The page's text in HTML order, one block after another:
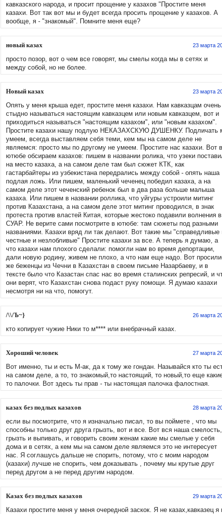
кавказского народа, и просит прощение у казахов "Простите меня
казахи. Вот так вот мы и будет всегда просить прощение у казахов. А
вообще, я - "знакомый". Помните меня еще?
новый казах 23 марта
просто позор, вот о чем все говорят, мы смелы когда мы в сетях и
между собой, но не более.
Новый казах 23 марта
Опять у меня крыша едет, простите меня казахи. Нам кавказцам очень
стыдно называться настоящим кавказцем или новым кавказцем, вот и
приходиться называться "настоящим казахом", или "новым казахом".
Простите казахи нашу подлую НЕКАЗАХСКУЮ ДУШЕНКУ. Подличать
умеем, всегда выставляем себя теми, кем мы на самом деле не
являемся: просто мы по другому не умеем. Простите нас казахи. Вот в
ютюбе обсираем казахов: пишем в названии ролика, что узеки
на место казаха, а на самом деле там был сюжет КТК, как
гастарбайтеры из узбекистана передрались между собой - опять наша
подлая ложь. Или пишем, маленький чеченец победил казаха, а на
самом деле этот чеченский ребенок был в два раза больше малыша
казаха. Или пишем в названии роллика, что уйгуры устроили митинг
против Казахстана, а на самом деле этот митинг проводился, в знак
протеста против властей Китая, которые жестоко подавили волнения в
СУАР. Не верите сами посмотрите в ютюбе: там сюжеты под разными
названиями. Казахи вряд ли так делают. Вот такие мы "справедливые
честные и незлобливые" Простите казахи за все. А теперь я думаю, а
что казахи нам плохого сделали: помогли нам во время депортации,
дали новую родину, живем не плохо, а что нам еще надо. Вот
же беженцы из Чечни в Казахстан в своем письме Назарбаеву, и в
тексте было что Казастан спас нас во время сталинских репресий, и
они верят, что Казахстан снова подаст руку помощи. Я думаю казахи
несмотря ни на что, помогут.
/\\/Ъ~} 26 марта
кто копирует чужие Ники то м**** или внебрачный казах.
Хороший человек 27 марта
Вот именно, ты и есть М-ак, да к тому же гондан. Называйся кто ты
на самом деле, а то, то знакомый,то настоящий, то новый,то еще
то палочки. Вот здесь ты прав - ты настоящая палочка фалостная.
казах без подлых казахов 28 марта
если вы посмотрите, что я изначально писал, то вы поймете , что мы
способны только друг друга грызть, вот и все. Вот вся наша смелость,
грызть и выпивать, и говорить своим женам какие мы смелые у себя
дома и в сетях, а кем мы на самом деле являемся это не интересует
нас. Я соглашусь дальше не спорить, потому, что с моим народом
(казахи) лучше не спорить, чем доказывать , почему мы крутые друг
перед другом а не перед другим народом.
Казах без подлых казахов 29 марта
Казахи простите меня у меня очередной заскок. Я не казах,кавказец я